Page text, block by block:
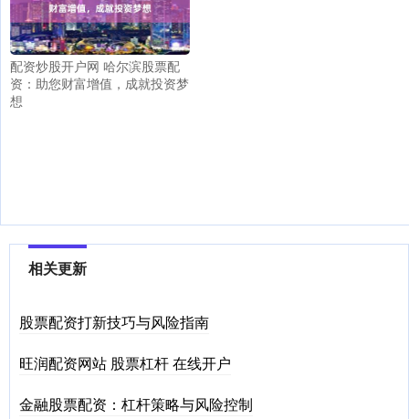
配资炒股开户网 哈尔滨股票配
资：助您财富增值，成就投资梦
想
相关更新
股票配资打新技巧与风险指南
旺润配资网站 股票杠杆 在线开户
金融股票配资：杠杆策略与风险控制